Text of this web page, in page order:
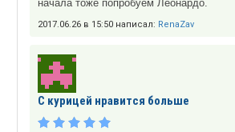
начала тоже попробуем Леонардо.
2017.06.26 в 15:50 написал: RenaZav
С курицей нравится больше